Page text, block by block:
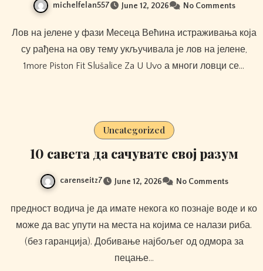
michelfelan557 June 12, 2026 No Comments
Лов на јелене у фази Месеца Већина истраживања која
су рађена на ову тему укључивала је лов на јелене,
1more Piston Fit Slušalice Za U Uvo а многи ловци се…
Uncategorized
10 савета да сачувате свој разум
carenseitz7 June 12, 2026 No Comments
предност водича је да имате некога ко познаје воде и ко
може да вас упути на места на којима се налази риба.
(без гаранција). Добивање најбољег од одмора за
пецање…